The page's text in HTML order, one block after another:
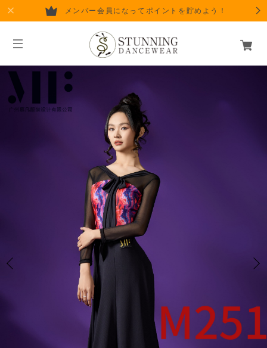
メンバー会員になってポイントを貯めよう！